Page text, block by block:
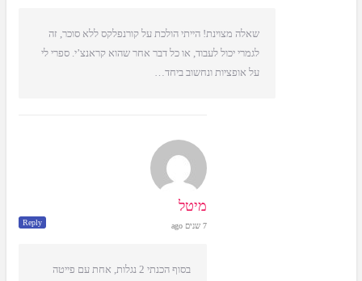
שאלה מצוינת! הייתי הולכת על קורנפלקס ללא סוכר, זה
לגמרי יכול לעבוד, או כל דבר אחר שהוא קראנצ’י. ספרי לי
על אופציות ונחשוב ביחד…
מיטל
7 שנים ago Reply
בסוף הכנתי 2 נגלות, אחת עם פייטה